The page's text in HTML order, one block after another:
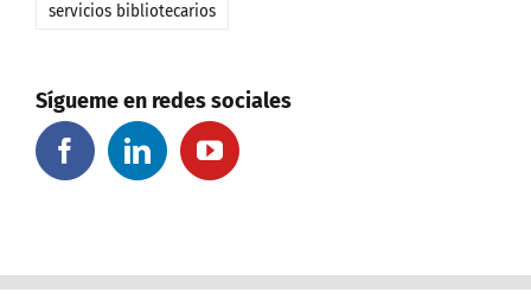
servicios bibliotecarios
Sígueme en redes sociales